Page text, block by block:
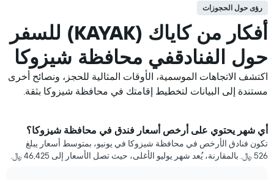
رؤى حول الحجوزات
أفكار من كاياك (KAYAK) للسفر
حول الفنادقفي محافظة شيزوكا
اكتشف الاتجاهات الموسمية، الأوقات المثالية للحجز، ونصائح أخرى
مستندة إلى البيانات لتخطيط إقامتك في محافظة شيزوكا بثقة.
أي شهر يحتوي على أرخص أسعار فندق في محافظة شيزوكا؟
تكون فنادق الأرخص في محافظة شيزوكا في يونيو، بمتوسط أسعار يبلغ
526 ﷼. بالمقارنة، يُعد شهر يوليو الأغلى، حيث تصل الأسعار إلى 46,425 ﷼.